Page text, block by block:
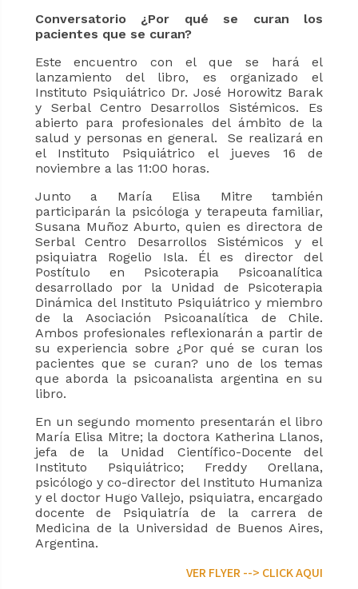
Conversatorio ¿Por qué se curan los
pacientes que se curan?
Este encuentro con el que se hará el
lanzamiento del libro, es organizado el
Instituto Psiquiátrico Dr. José Horowitz Barak
y Serbal Centro Desarrollos Sistémicos. Es
abierto para profesionales del ámbito de la
salud y personas en general. Se realizará en
el Instituto Psiquiátrico el jueves 16 de
noviembre a las 11:00 horas.
Junto a María Elisa Mitre también
participarán la psicóloga y terapeuta familiar,
Susana Muñoz Aburto, quien es directora de
Serbal Centro Desarrollos Sistémicos y el
psiquiatra Rogelio Isla. Él es director del
Postítulo en Psicoterapia Psicoanalítica
desarrollado por la Unidad de Psicoterapia
Dinámica del Instituto Psiquiátrico y miembro
de la Asociación Psicoanalítica de Chile.
Ambos profesionales reflexionarán a partir de
su experiencia sobre ¿Por qué se curan los
pacientes que se curan? uno de los temas
que aborda la psicoanalista argentina en su
libro.
En un segundo momento presentarán el libro
María Elisa Mitre; la doctora Katherina Llanos,
jefa de la Unidad Científico-Docente del
Instituto Psiquiátrico; Freddy Orellana,
psicólogo y co-director del Instituto Humaniza
y el doctor Hugo Vallejo, psiquiatra, encargado
docente de Psiquiatría de la carrera de
Medicina de la Universidad de Buenos Aires,
Argentina.
VER FLYER --> CLICK AQUI